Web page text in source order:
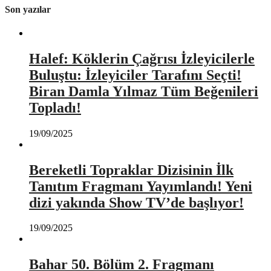
Son yazılar
Halef: Köklerin Çağrısı İzleyicilerle
Buluştu: İzleyiciler Tarafını Seçti!
Biran Damla Yılmaz Tüm Beğenileri
Topladı!
19/09/2025
Bereketli Topraklar Dizisinin İlk
Tanıtım Fragmanı Yayımlandı! Yeni
dizi yakında Show TV’de başlıyor!
19/09/2025
Bahar 50. Bölüm 2. Fragmanı